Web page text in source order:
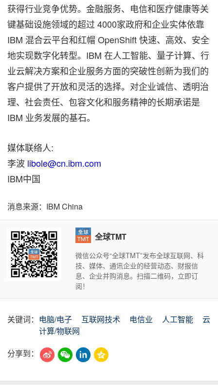
获得行业竞争优势。金融服务、电信和医疗健康等关
键基础设施领域的超过 4000家政府和企业实体依靠
IBM 混合云平台和红帽 OpenShift 快速、高效、安全
地实现数字化转型。IBM 在人工智能、量子计算、行
业云解决方案和企业服务方面的突破性创新为我们的
客户提供了开放和灵活的选择。对企业诚信、透明治
理、社会责任、包容文化和服务精神的长期承诺是
IBM 业务发展的基石。
媒体联络人:
李波 libole@cn.ibm.com
IBM中国
消息来源：IBM China
全球TMT
微信公众号“全球TMT”发布全球互联网、科
技、媒体、通讯企业的经营动态、财报信
息、企业并购消息。扫描二维码，立即订
阅！
关键词： 电脑/电子 互联网技术 电信业 人工智能
云
计算/物联网
分享到：